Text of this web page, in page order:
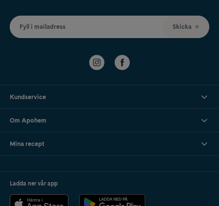
Fyll i mailadress Skicka
Kundservice
Om Apohem
Mina recept
Ladda ner vår app